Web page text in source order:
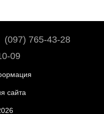
(097) 765-43-28
09
сайта